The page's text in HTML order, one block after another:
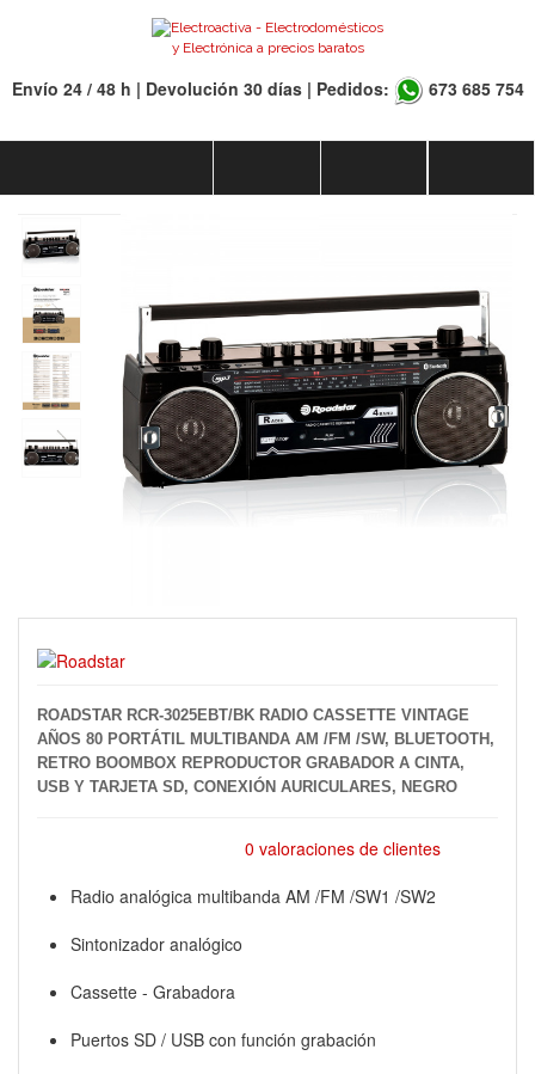
Envío 24 / 48 h | Devolución 30 días | Pedidos: 673 685 754
ROADSTAR RCR-3025EBT/BK RADIO CASSETTE VINTAGE
AÑOS 80 PORTÁTIL MULTIBANDA AM /FM /SW, BLUETOOTH,
RETRO BOOMBOX REPRODUCTOR GRABADOR A CINTA,
USB Y TARJETA SD, CONEXIÓN AURICULARES, NEGRO
0 valoraciones de clientes
Radio analógica multibanda AM /FM /SW1 /SW2
Sintonizador analógico
Cassette - Grabadora
Puertos SD / USB con función grabación